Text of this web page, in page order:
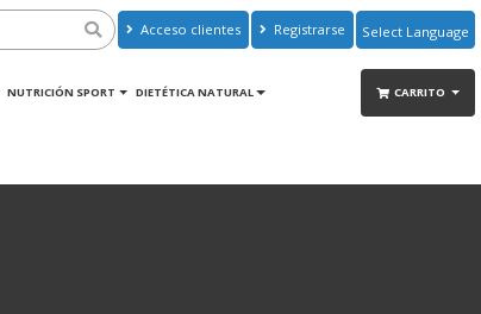
Acceso clientes Registrarse
Translate
NUTRICIÓN SPORT DIETÉTICA NATURAL CARRITO